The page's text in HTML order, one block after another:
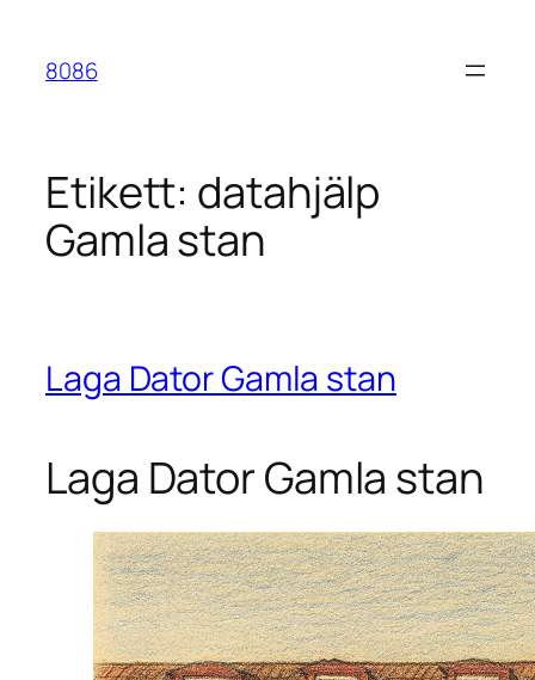
innehåll
8086
Etikett: datahjälp
Gamla stan
Laga Dator Gamla stan
Laga Dator Gamla stan